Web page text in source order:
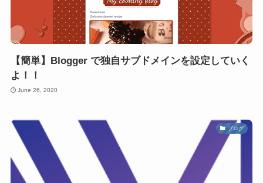
【簡単】Blogger で独自サブドメインを設定していく
よ！！
June 26, 2020
ブログ